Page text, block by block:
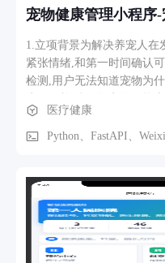
费用统计报告
宠物健康管理小程序
1.立项背景为解决养宠人在
紧张情绪,和第一时间确认
检测,用户无法知道宠物为
的都会告知用户. 2.软件功
问AI宠物医生宠物的身体状
能患有的疾病并给出医疗
医疗健康
Python、FastAPI、